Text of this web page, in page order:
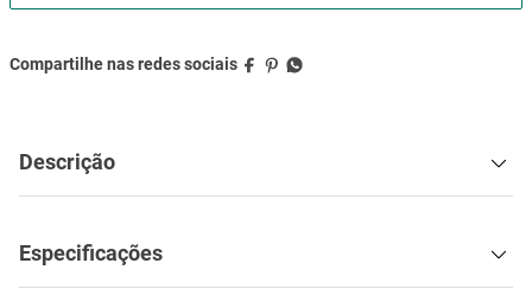
Descrição
Especificações